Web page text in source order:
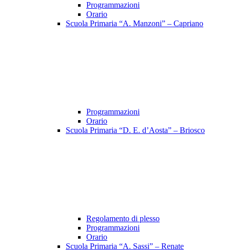
Programmazioni
Orario
Scuola Primaria “A. Manzoni” – Capriano
Programmazioni
Orario
Scuola Primaria “D. E. d’Aosta” – Briosco
Regolamento di plesso
Programmazioni
Orario
Scuola Primaria “A. Sassi” – Renate